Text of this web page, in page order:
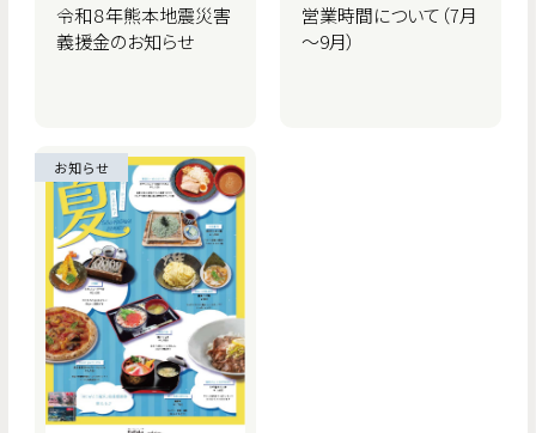
令和８年熊本地震災害
義援金のお知らせ
営業時間について（7月
～9月）
お知らせ